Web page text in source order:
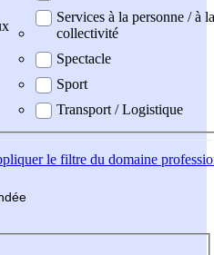
Services à la personne / à la
collectivité
Spectacle
Sport
Transport / Logistique
le filtre du domaine